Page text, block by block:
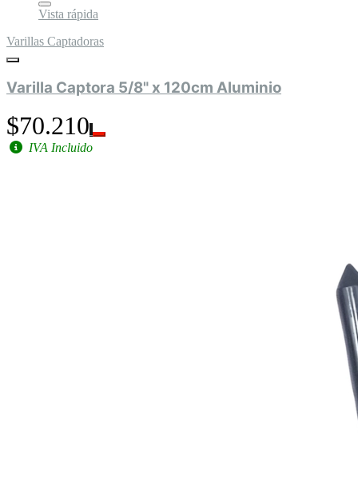
Vista rápida
Varillas Captadoras
Varilla Captora 5/8" x 120cm Aluminio
$70.210
IVA Incluido